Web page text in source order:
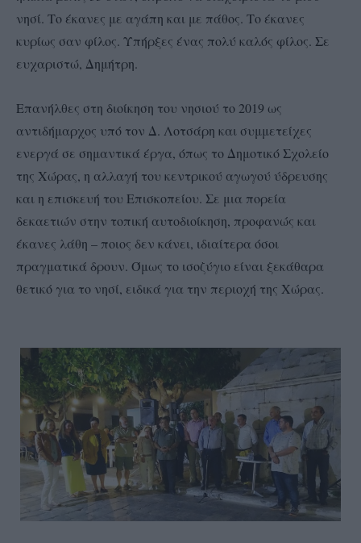
νησί. Το έκανες με αγάπη και με πάθος. Το έκανες
κυρίως σαν φίλος. Υπήρξες ένας πολύ καλός φίλος. Σε
ευχαριστώ, Δημήτρη.
Επανήλθες στη διοίκηση του νησιού το 2019 ως
αντιδήμαρχος υπό τον Δ. Λοτσάρη και συμμετείχες
ενεργά σε σημαντικά έργα, όπως το Δημοτικό Σχολείο
της Χώρας, η αλλαγή του κεντρικού αγωγού ύδρευσης
και η επισκευή του Επισκοπείου. Σε μια πορεία
δεκαετιών στην τοπική αυτοδιοίκηση, προφανώς και
έκανες λάθη – ποιος δεν κάνει, ιδιαίτερα όσοι
πραγματικά δρουν. Όμως το ισοζύγιο είναι ξεκάθαρα
θετικό για το νησί, ειδικά για την περιοχή της Χώρας.